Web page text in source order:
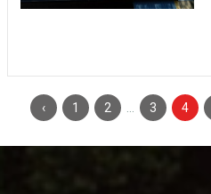
‹ 1 2 3 4